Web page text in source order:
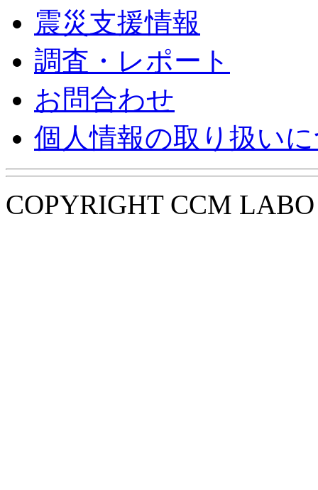
震災支援情報
調査・レポート
お問合わせ
個人情報の取り扱い
COPYRIGHT CCM